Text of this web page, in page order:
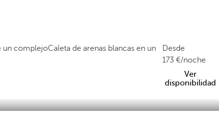
un complejoCaleta de arenas blancas en un
Desde
173
/noche
Ver
disponibilidad